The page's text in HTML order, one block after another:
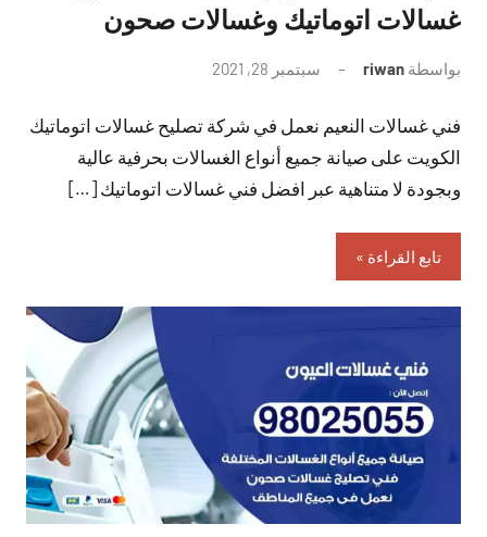
غسالات اتوماتيك وغسالات صحون
بواسطة riwan سبتمبر 28, 2021
تعليقات
فني غسالات النعيم نعمل في شركة تصليح غسالات اتوماتيك
الكويت على صيانة جميع أنواع الغسالات بحرفية عالية
وبجودة لا متناهية عبر افضل فني غسالات اتوماتيك […]
تابع القراءة